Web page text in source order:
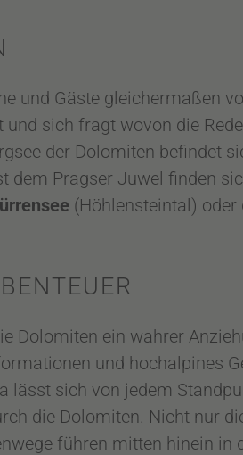
und Gäste gleichermaßen
sich fragt wovon die
der Dolomiten befindet
dem Pragser Juwel finden
(Höhlensteintal) oder
Dolomiten ein wahrer
und hochalpines
lässt sich von jedem
die Dolomiten. Nicht nur
führen mitten hinein in